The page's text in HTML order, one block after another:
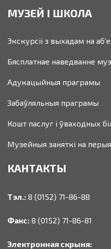
МУЗЕЙ І ШКОЛА
Экскурсіі з выхадам на
Бясплатнае наведванне
Адукацыйныя праграмы
Забаўляльныя праграмы
Кошт паслуг і ўваходных
Музейныя заняткі на
КАНТАКТЫ
Тэл.: 8 (0152) 71-86-88
Факс: 8 (0152) 71-86-81
Электронная скрыня: